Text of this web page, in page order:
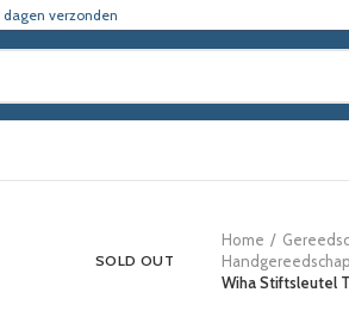
dagen verzonden
SOLD OUT
Home
Handgereedschap
Wiha Stiftsleutel